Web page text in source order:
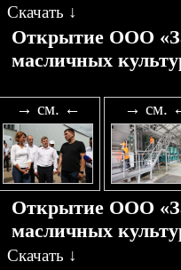
Скачать ↓
Открытие ООО
масличных
→ см. ← → см.
Открытие ООО
масличных
Скачать ↓